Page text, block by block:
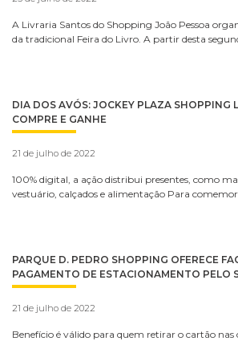
A Livraria Santos do Shopping João Pessoa
da tradicional Feira do Livro. A partir desta
DIA DOS AVÓS: JOCKEY PLAZA SHOPPING
COMPRE E GANHE
21 de julho de 2022
100% digital, a ação distribui presentes, como
vestuário, calçados e alimentação Para
PARQUE D. PEDRO SHOPPING OFERECE
PAGAMENTO DE ESTACIONAMENTO PELO
21 de julho de 2022
Benefício é válido para quem retirar o cartão nas